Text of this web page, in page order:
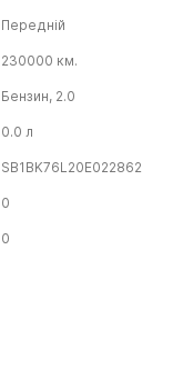
Передній
230000 км.
Бензин, 2.0
0.0 л
SB1BK76L20E022862
0
0